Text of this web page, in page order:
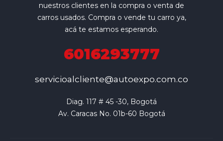
nuestros clientes en la compra o venta de
carros usados. Compra o vende tu carro ya,
acá te estamos esperando.
6016293777
servicioalcliente@autoexpo.com.co
Diag. 117 # 45 -30, Bogotá
Av. Caracas No. 01b-60 Bogotá